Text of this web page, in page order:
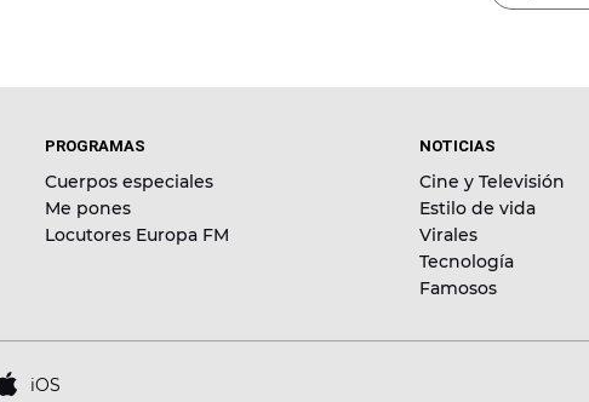
PROGRAMAS
Cuerpos especiales
Me pones
Locutores Europa FM
NOTICIAS
Cine y Televisión
Estilo de vida
Virales
Tecnología
Famosos
iOS